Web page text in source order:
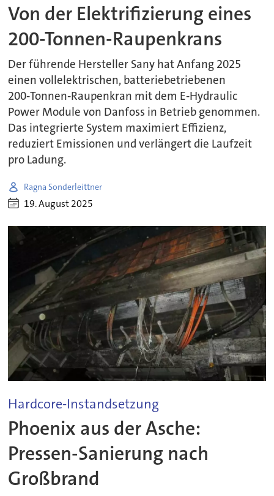
Von der Elektrifizierung eines
200-Tonnen-Raupenkrans
Der führende Hersteller Sany hat Anfang 2025
einen vollelektrischen, batteriebetriebenen
200‑Tonnen‑Raupenkran mit dem E‑Hydraulic
Power Module von Danfoss in Betrieb genommen.
Das integrierte System maximiert Effizienz,
reduziert Emissionen und verlängert die Laufzeit
pro Ladung.
Ragna Sonderleittner
19. August 2025
Hardcore-Instandsetzung
Phoenix aus der Asche:
Pressen-Sanierung nach
Großbrand